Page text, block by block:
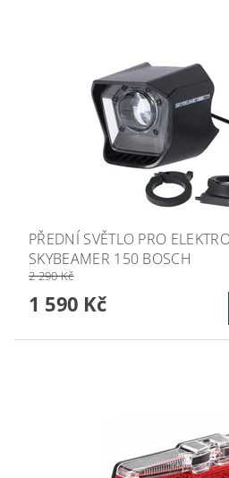
PŘEDNÍ SVĚTLO PRO
SKYBEAMER 150 BOSCH
2 290 Kč
1 590 Kč